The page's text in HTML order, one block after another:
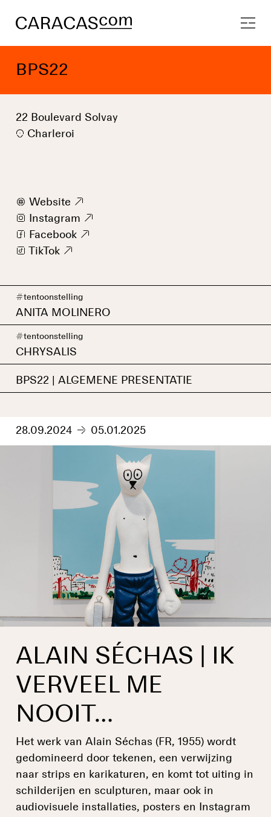
BPS22
22 Boulevard Solvay
Charleroi
w Website 9
i
Instagram 9
f Facebook 9
t
TikTok 9
#tentoonstelling
ANITA MOLINERO
#tentoonstelling
CHRYSALIS
BPS22 | ALGEMENE PRESENTATIE
28.09.2024 05.01.2025
ALAIN SÉCHAS | IK
VERVEEL ME
NOOIT…
Het werk van Alain Séchas (FR, 1955) wordt
gedomineerd door tekenen, een verwijzing
naar strips en karikaturen, en komt tot uiting in
schilderijen en sculpturen, maar ook in
audiovisuele installaties, posters en Instagram